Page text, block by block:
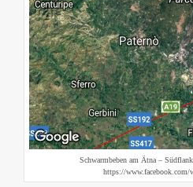
Schwarmbeben am Ätna –
https://www.facebook.com/